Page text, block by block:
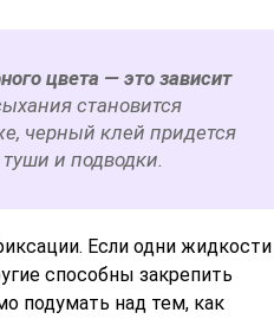
цвета — это зависит
становится
черный клей придется
и подводки.
Если одни жидкости
способны закрепить
подумать над тем, как